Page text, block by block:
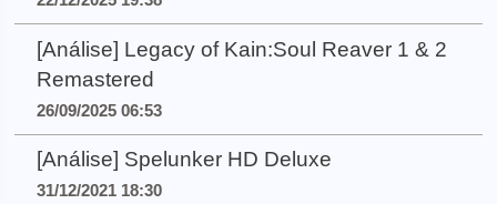
[Análise] Legacy of Kain:Soul Reaver 1 & 2
Remastered
26/09/2025 06:53
[Análise] Spelunker HD Deluxe
31/12/2021 18:30